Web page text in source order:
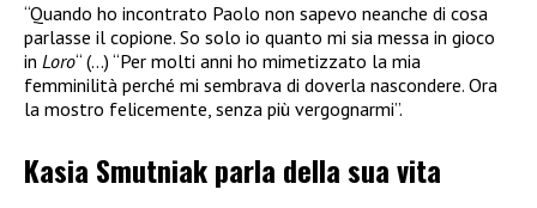
“Quando ho incontrato Paolo non sapevo neanche di cosa
parlasse il copione. So solo io quanto mi sia messa in gioco
in Loro“ (…) “Per molti anni ho mimetizzato la mia
femminilità perché mi sembrava di doverla nascondere. Ora
la mostro felicemente, senza più vergognarmi”.
Kasia Smutniak parla della sua vita